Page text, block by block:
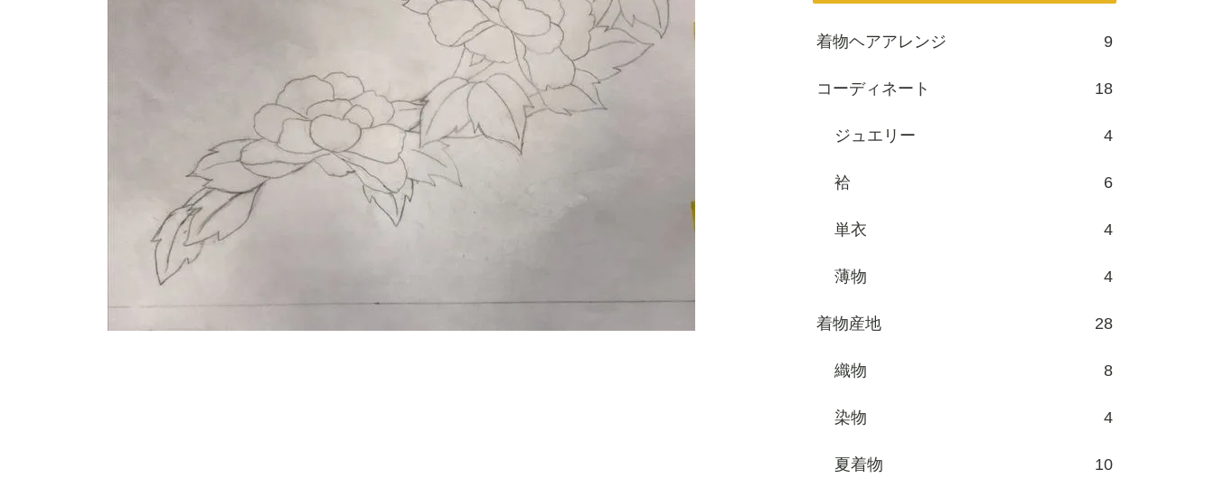
着物ヘアアレンジ 9
コーディネート 18
ジュエリー 4
袷 6
単衣 4
薄物 4
着物産地 28
織物 8
染物 4
夏着物 10